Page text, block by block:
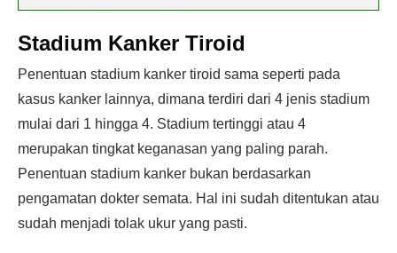
Stadium Kanker Tiroid
Penentuan stadium kanker tiroid sama seperti pada
kasus kanker lainnya, dimana terdiri dari 4 jenis stadium
mulai dari 1 hingga 4. Stadium tertinggi atau 4
merupakan tingkat keganasan yang paling parah.
Penentuan stadium kanker bukan berdasarkan
pengamatan dokter semata. Hal ini sudah ditentukan atau
sudah menjadi tolak ukur yang pasti.